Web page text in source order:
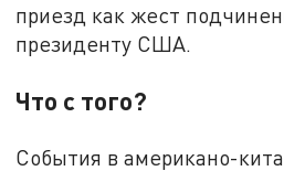
приезд как жест
президенту США.
Что с того?
События в американо-